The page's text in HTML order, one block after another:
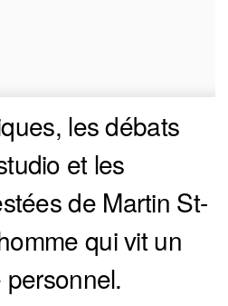
les débats
et les
de Martin St-
qui vit un